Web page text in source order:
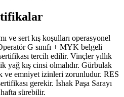
ve sert kış koşulları operasyonel
G sınıfı + MYK belgeli
tercih edilir. Vinçler yıllık
yağ kış cinsi olmalıdır. Gürbulak
ve emniyet izinleri zorunludur. RES
gerekir. İshak Paşa Sarayı
sürebilir.